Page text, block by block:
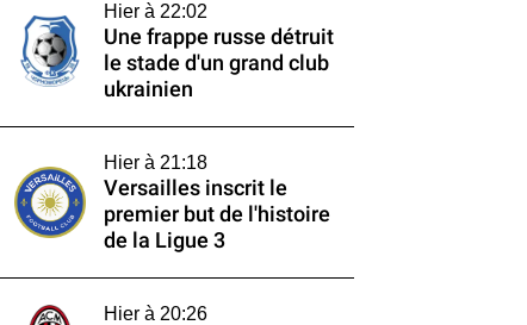
Hier à 22:02
Une frappe russe détruit
le stade d'un grand club
ukrainien
Hier à 21:18
Versailles inscrit le
premier but de l'histoire
de la Ligue 3
Hier à 20:26